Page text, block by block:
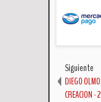
Siguiente
DIEGO
CREACION -